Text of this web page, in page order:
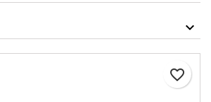
favorite_border